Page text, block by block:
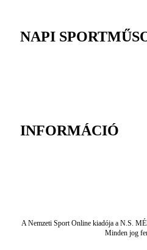
NAPI
INFORMÁCIÓ
A Nemzeti Sport Online kiadója a N.S.
Minden jog